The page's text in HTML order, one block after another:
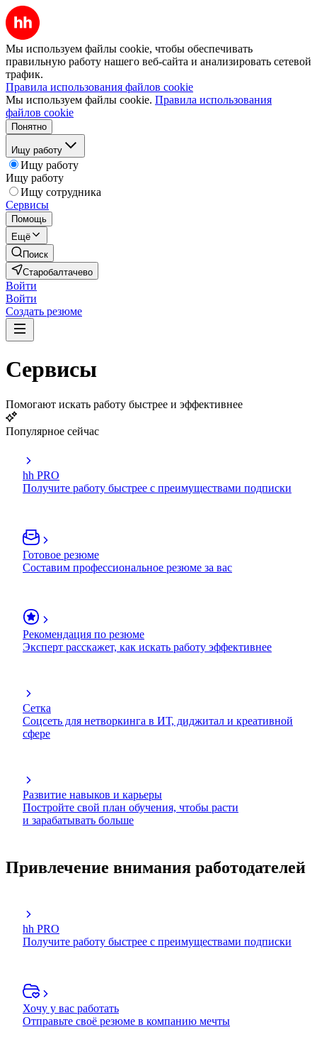
Мы используем файлы cookie, чтобы обеспечивать
правильную работу нашего веб-сайта и анализировать сетевой
трафик.
Правила использования файлов cookie
Мы используем файлы cookie. Правила использования
файлов cookie
Понятно
Ищу работу
Ищу работу
Ищу работу
Ищу сотрудника
Сервисы
Помощь
Ещё
Поиск
Старобалтачево
Войти
Войти
Создать резюме
Сервисы
Помогают искать работу быстрее и эффективнее
Популярное сейчас
hh PRO
Получите работу быстрее с преимуществами подписки
Готовое резюме
Составим профессиональное резюме за вас
Рекомендация по резюме
Эксперт расскажет, как искать работу эффективнее
Сетка
Соцсеть для нетворкинга в ИТ, диджитал и креативной
сфере
Развитие навыков и карьеры
Постройте свой план обучения, чтобы расти
и зарабатывать больше
Привлечение внимания работодателей
hh PRO
Получите работу быстрее с преимуществами подписки
Хочу у вас работать
Отправьте своё резюме в компанию мечты